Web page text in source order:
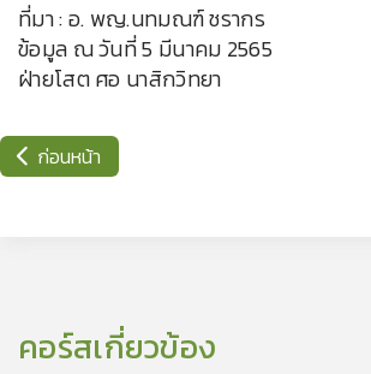
ที่มา : อ. พญ.นทมณฑ์ ชรากร
ข้อมูล ณ วันที่ 5 มีนาคม 2565
ฝ่ายโสต ศอ นาสิกวิทยา
ก่อนหน้า
คอร์สเกี่ยวข้อง